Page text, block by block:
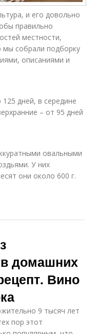
и его довольно
правильно
местности,
собрали подборку
описаниями и
дней, в середине
– от 95 дней
овальными
У них
они около 600 г.
в домашних
Вино
9 тысяч лет
пор этот